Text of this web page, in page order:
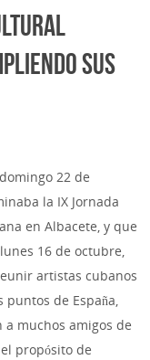
sus
22 de
la IX Jornada
en Albacete, y que
16 de octubre,
artistas cubanos
de España,
a muchos amigos de
propósito de